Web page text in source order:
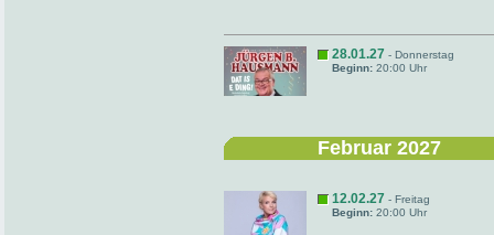
28.01.27 - Donnerstag
Beginn: 20:00 Uhr
Februar 2027
12.02.27 - Freitag
Beginn: 20:00 Uhr